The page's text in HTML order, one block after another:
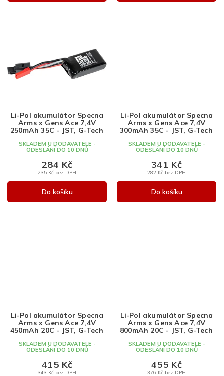
Li-Pol akumulátor Specna
Arms x Gens Ace 7,4V
250mAh 35C - JST, G-Tech
SKLADEM U DODAVATELE -
ODESLÁNÍ DO 10 DNŮ
235 Kč bez DPH
284 Kč
Do košíku
Li-Pol akumulátor Specna
Arms x Gens Ace 7,4V
300mAh 35C - JST, G-Tech
SKLADEM U DODAVATELE -
ODESLÁNÍ DO 10 DNŮ
282 Kč bez DPH
341 Kč
Do košíku
Li-Pol akumulátor Specna
Arms x Gens Ace 7,4V
450mAh 20C - JST, G-Tech
SKLADEM U DODAVATELE -
ODESLÁNÍ DO 10 DNŮ
343 Kč bez DPH
415 Kč
Li-Pol akumulátor Specna
Arms x Gens Ace 7,4V
800mAh 20C - JST, G-Tech
SKLADEM U DODAVATELE -
ODESLÁNÍ DO 10 DNŮ
376 Kč bez DPH
455 Kč